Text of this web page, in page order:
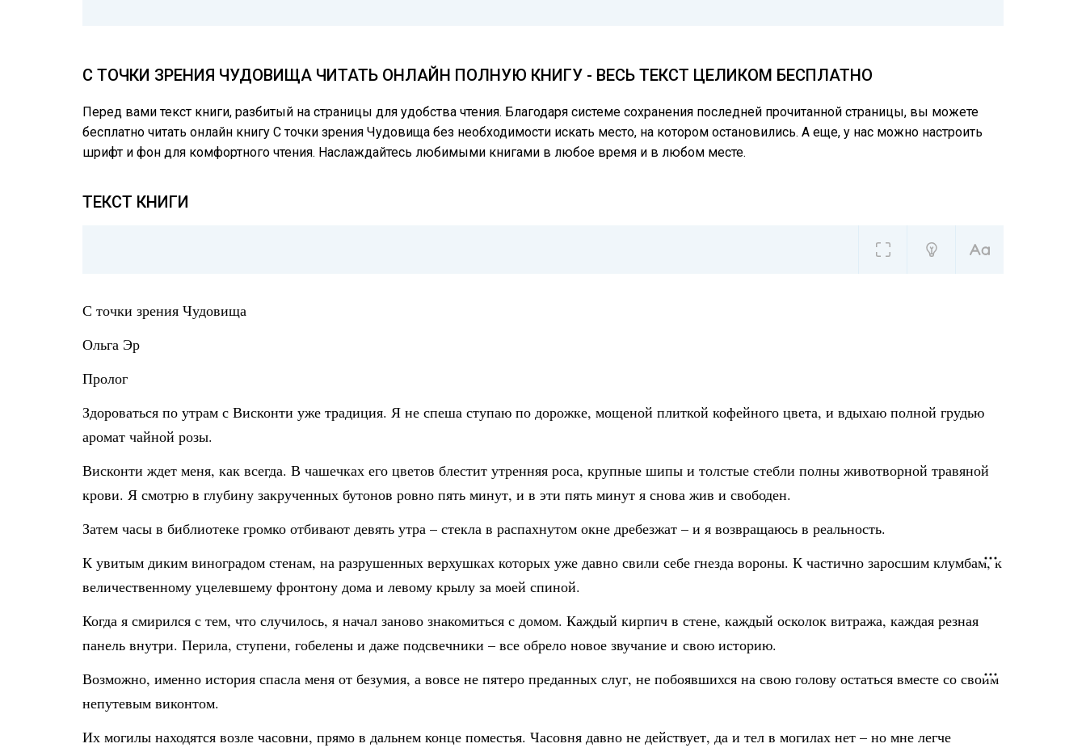
С ТОЧКИ ЗРЕНИЯ ЧУДОВИЩА ЧИТАТЬ ОНЛАЙН ПОЛНУЮ КНИГУ - ВЕСЬ ТЕКСТ ЦЕЛИКОМ БЕСПЛАТНО
Перед вами текст книги, разбитый на страницы для удобства чтения. Благодаря системе сохранения последней прочитанной страницы, вы можете
бесплатно читать онлайн книгу С точки зрения Чудовища без необходимости искать место, на котором остановились. А еще, у нас можно настроить
шрифт и фон для комфортного чтения. Наслаждайтесь любимыми книгами в любое время и в любом месте.
ТЕКСТ КНИГИ
С точки зрения Чудовища
Ольга Эр
Пролог
Здороваться по утрам с Висконти уже традиция. Я не спеша ступаю по дорожке, мощеной плиткой кофейного цвета, и вдыхаю полной грудью
аромат чайной розы.
Висконти ждет меня, как всегда. В чашечках его цветов блестит утренняя роса, крупные шипы и толстые стебли полны животворной травяной
крови. Я смотрю в глубину закрученных бутонов ровно пять минут, и в эти пять минут я снова жив и свободен.
Затем часы в библиотеке громко отбивают девять утра – стекла в распахнутом окне дребезжат – и я возвращаюсь в реальность.
К увитым диким виноградом стенам, на разрушенных верхушках которых уже давно свили себе гнезда вороны. К частично заросшим клумбам, к
величественному уцелевшему фронтону дома и левому крылу за моей спиной.
Когда я смирился с тем, что случилось, я начал заново знакомиться с домом. Каждый кирпич в стене, каждый осколок витража, каждая резная
панель внутри. Перила, ступени, гобелены и даже подсвечники – все обрело новое звучание и свою историю.
Возможно, именно история спасла меня от безумия, а вовсе не пятеро преданных слуг, не побоявшихся на свою голову остаться вместе со своим
непутевым виконтом.
Их могилы находятся возле часовни, прямо в дальнем конце поместья. Часовня давно не действует, да и тел в могилах нет – но мне легче